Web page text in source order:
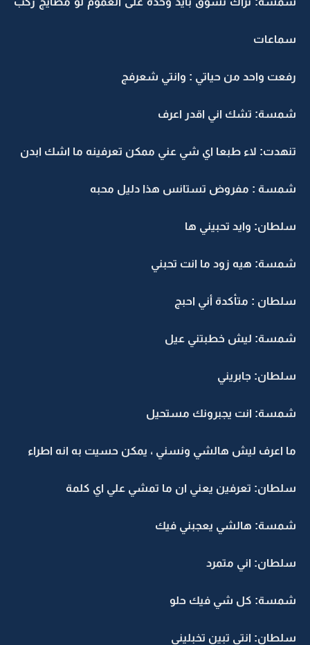
سماعات
رفعت واحد من حياتي : وانتي شعرفج
شمسة: تشك اني اقدر اعرف
تنهدت: لاء طبعا اي شي عني ممكن تعرفينه ما اشك ابدن
شمسة : مفروض تستانس هذا دليل محبه
سلطان: وايد تحبيني ها
شمسة: هيه زود ما انت تحبني
سلطان : متأكدة أني احبج
شمسة: ليش خطبتني عيل
سلطان: جابريني
شمسة: انت يجبرونك مستحيل
ما اعرف ليش هالشي ونسني ، يمكن حسيت به انه اطراء
سلطان: تعرفين يعني ان ما تمشي علي اي كلمة
شمسة: هالشي يعجبني فيك
سلطان: اني متمرد
شمسة: كل شي فيك حلو
سلطان: انتي تبين تخبليني